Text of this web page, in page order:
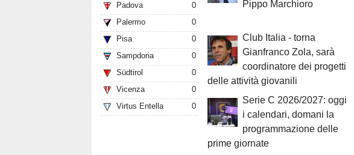
Padova
0
Palermo
0
Pisa
0
Sampdoria
0
Südtirol
0
Vicenza
0
Virtus Entella
0
Pippo Marchioro
Club Italia - torna
Gianfranco Zola, sarà
coordinatore dei progetti
delle attività giovanili
Serie C 2026/2027: oggi
i calendari, domani la
programmazione delle
prime giornate